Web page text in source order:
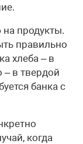
продукты.
правильно
хлеба – в
– в твердой
банка с
когда